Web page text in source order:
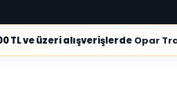
TL ve üzeri alışverişlerdeOpar